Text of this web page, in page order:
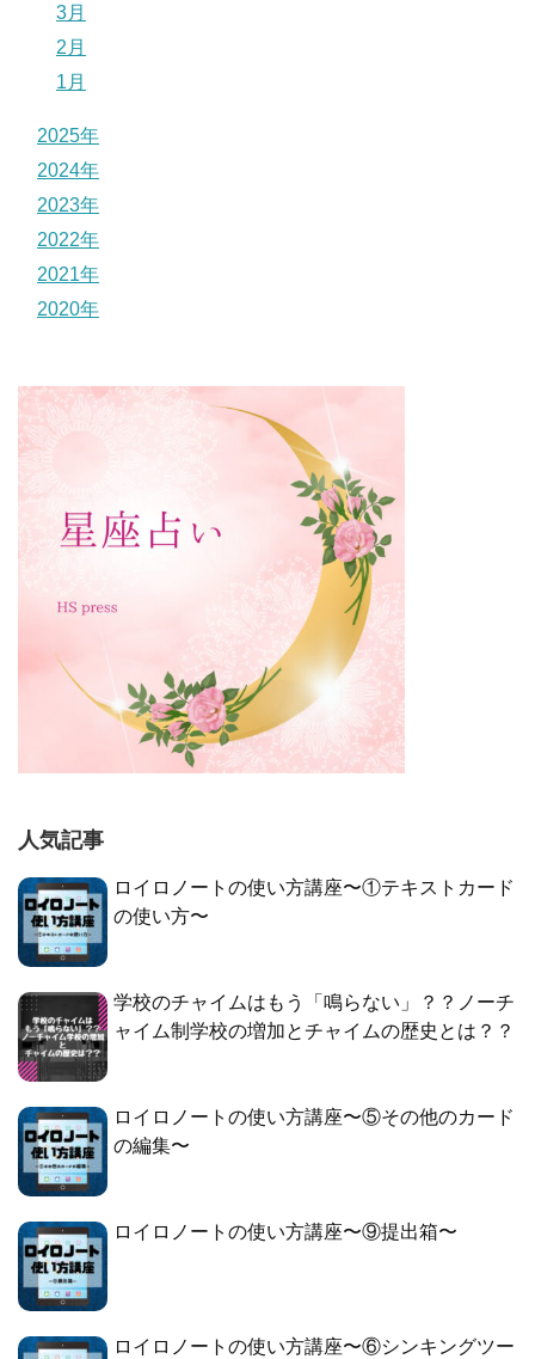
3月
2月
1月
2025年
2024年
2023年
2022年
2021年
2020年
人気記事
ロイロノートの使い方講座〜①テキストカード
の使い方〜
学校のチャイムはもう「鳴らない」？？ノーチ
ャイム制学校の増加とチャイムの歴史とは？？
ロイロノートの使い方講座〜⑤その他のカード
の編集〜
ロイロノートの使い方講座〜⑨提出箱〜
ロイロノートの使い方講座〜⑥シンキングツー